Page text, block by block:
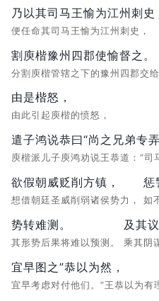
乃以其司马王愉为江州刺史
便任命其司马王愉为江州刺史，
割庾楷豫州四郡使愉督之。
分割庾楷管辖之下的豫州四郡交
由是楷怒，
由此引起庾楷的愤怒，
遣子鸿说恭曰“尚之兄弟专
庾楷派儿子庾鸿劝说王恭道：“司
欲假朝威贬削方镇，
想借朝廷圣威削弱诸侯势力，
惩
如
势转难测。
其形势后果将难以预测。
及其
乘其阴
宜早图之”恭以为然，
宜早考虑对付他们。”王恭以为有